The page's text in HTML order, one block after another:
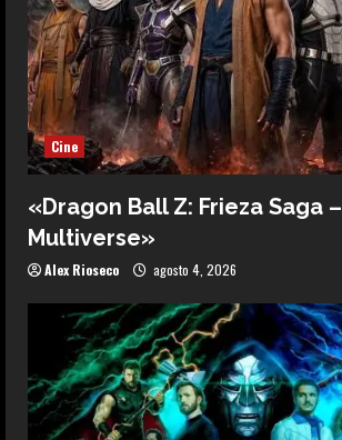
Cine
«Dragon Ball Z: Frieza Saga –
Multiverse»
Alex Rioseco agosto 4, 2026